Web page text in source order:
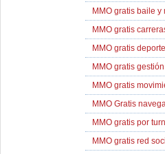
MMO gratis baile y
MMO gratis
MMO gratis
MMO gratis gestión
MMO gratis
MMO Gratis
MMO gratis por
MMO gratis red